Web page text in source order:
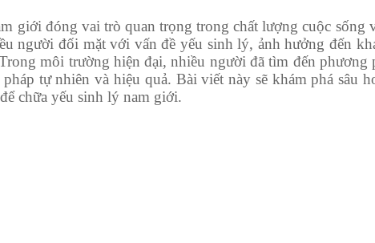
giới đóng vai trò quan trọng trong chất lượng cuộc sống
người đối mặt với vấn đề yếu sinh lý, ảnh hưởng đến
môi trường hiện đại, nhiều người đã tìm đến phương
tự nhiên và hiệu quả. Bài viết này sẽ khám phá sâu
chữa yếu sinh lý nam giới.